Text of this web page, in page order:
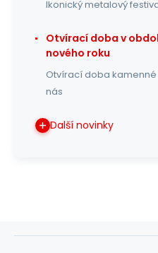
Ikonický metalový
Otvírací doba v
nového roku
Otvírací doba
nás
Další novinky